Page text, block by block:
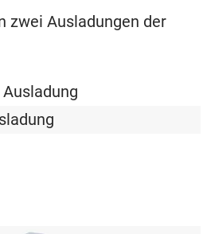
zwei Ausladungen der